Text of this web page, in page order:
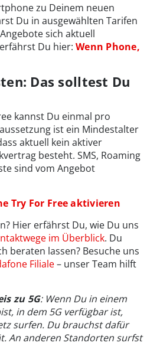
zu Deinem neuen
Du in ausgewählten Tarifen
sich aktuell
Du hier: Wenn Phone,
Das solltest Du
kannst Du einmal pro
ist ein Mindestalter
aktuell kein aktiver
besteht. SMS, Roaming
sind vom Angebot
Try For Free aktivieren
Hier erfährst Du, wie Du uns
im Überblick. Du
beraten lassen? Besuche uns
Filiale– unser Team hilft
zu 5G: Wenn Du in einem
in dem 5G verfügbar ist,
surfen. Du brauchst dafür
An anderen Standorten surfst